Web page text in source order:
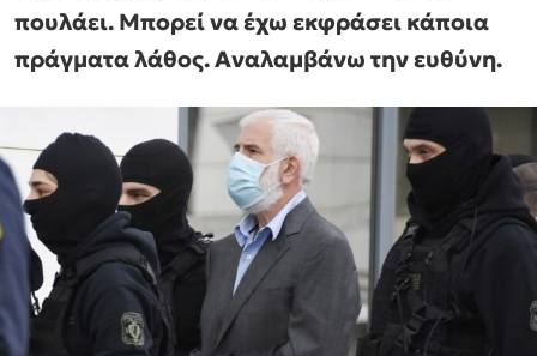
πουλάει. Μπορεί να έχω εκφράσει κάποια
πράγματα λάθος. Αναλαμβάνω την ευθύνη.